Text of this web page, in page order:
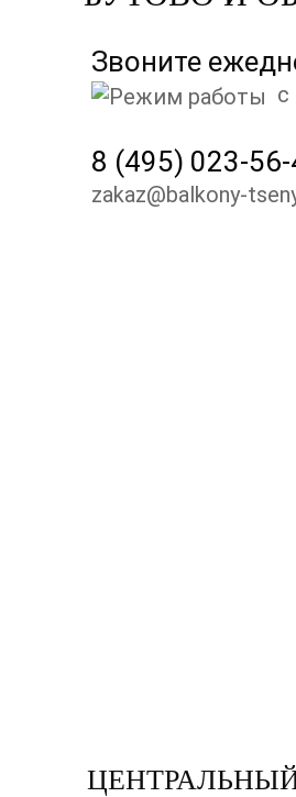
Звоните
с
8 (495) 023-
zakaz@balkony-